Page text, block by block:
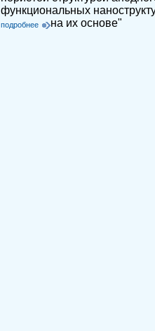
функциональных
на их основе"
подробнее